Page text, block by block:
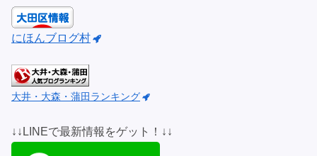
にほんブログ村
大井・大森・蒲田ランキング
↓↓LINEで最新情報をゲット！↓↓